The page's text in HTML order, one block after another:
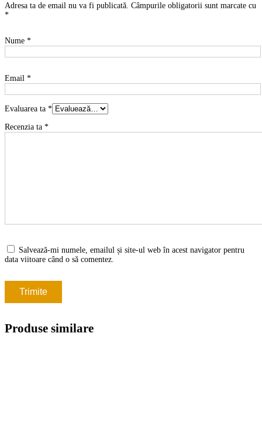
Adresa ta de email nu va fi publicată. Câmpurile obligatorii sunt marcate cu
*
Evaluarea ta *
Recenzia ta *
Nume *
Email *
Salvează-mi numele, emailul și site-ul web în acest navigator pentru
data viitoare când o să comentez.
Produse similare